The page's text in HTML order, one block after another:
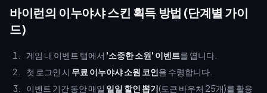
바이런의 이누야샤 스킨 획득 방법 (단계별 가이
드)
게임 내 이벤트 탭에서 '소중한 소원' 이벤트를 엽니다.
첫 로그인 시 무료 이누야샤 소원 코인을 수령합니다.
이벤트 기간 동안 매일 일일 할인 뽑기(토큰 바우처 25개)를 활용